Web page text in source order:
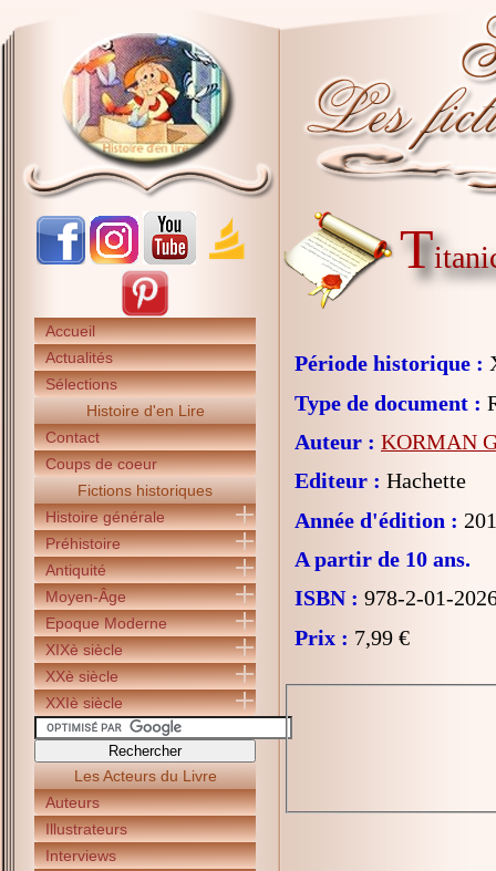
Accueil
Actualités
Sélections
Histoire d'en Lire
Contact
Coups de coeur
Fictions historiques
Histoire générale
Préhistoire
Antiquité
Moyen-Âge
Epoque Moderne
XIXè siècle
XXè siècle
XXIè siècle
Les Acteurs du Livre
Auteurs
Illustrateurs
Interviews
T
Période historique :
Type de document :
Auteur : KORMAN
Editeur : Hachette
Année d'édition :
A partir de 10 ans.
ISBN : 978-2-01-
Prix : 7,99 €